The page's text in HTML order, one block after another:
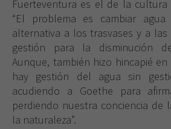
Fuerteventura es el de la
“El problema es cambiar agua
alternativa a los trasvases y a
gestión para la disminución
Aunque, también hizo hincapié
hay gestión del agua sin
acudiendo a Goethe para
perdiendo nuestra conciencia de
la naturaleza”.